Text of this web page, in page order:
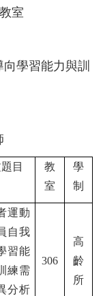
室
學習能力與訓
目
教
室
學
制
運動
自我
習能
練需
分析
306
高
齡
所